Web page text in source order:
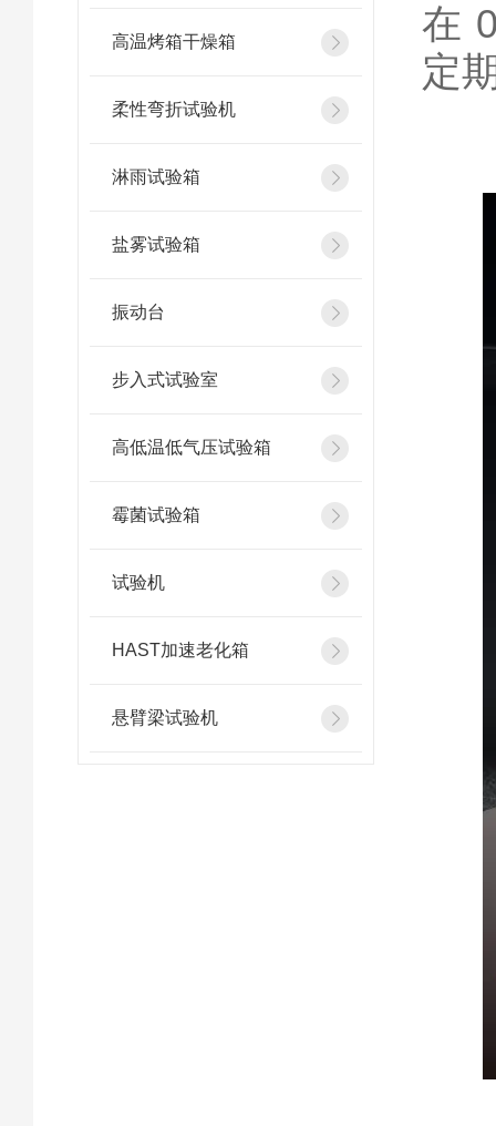
高温烤箱干燥箱
柔性弯折试验机
淋雨试验箱
盐雾试验箱
振动台
步入式试验室
高低温低气压试验箱
霉菌试验箱
试验机
HAST加速老化箱
悬臂梁试验机
在
定